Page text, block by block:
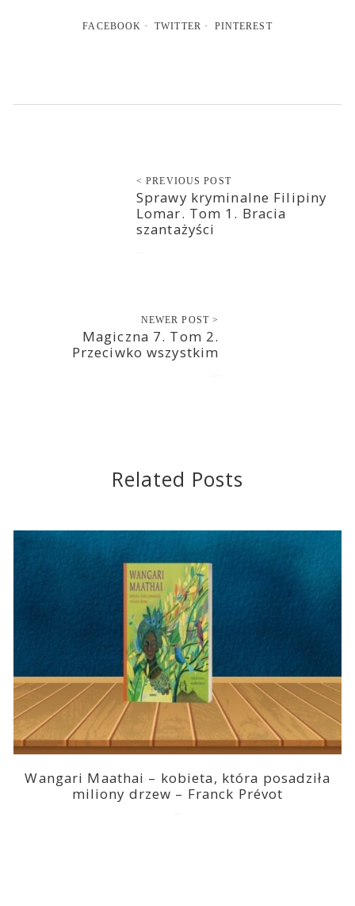
FACEBOOK TWITTER PINTEREST
< PREVIOUS POST
Sprawy kryminalne Filipiny
Lomar. Tom 1. Bracia
szantażyści
NEWER POST >
Magiczna 7. Tom 2.
Przeciwko wszystkim
Related Posts
Wangari Maathai – kobieta, która posadziła
miliony drzew – Franck Prévot